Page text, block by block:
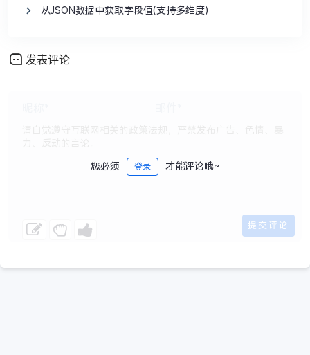
从JSON数据中获取字段值(支持多维度)
发表评论
您必须 登录 才能评论哦~